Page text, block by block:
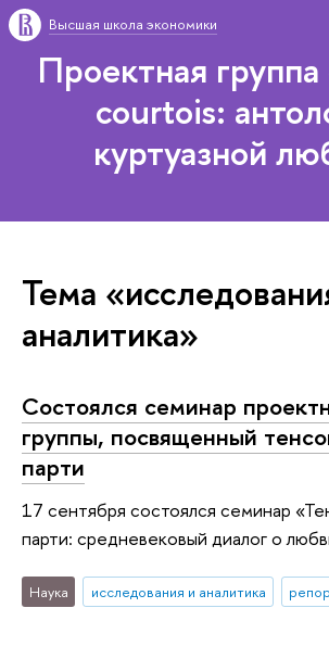
Высшая школа экономики
Проектная
courtois:
куртуазной
Тема
аналитика»
Состоялся семинар
группы, посвященный
парти
17 сентября состоялся семинар
парти: средневековый диалог о
Наука исследования и аналитика